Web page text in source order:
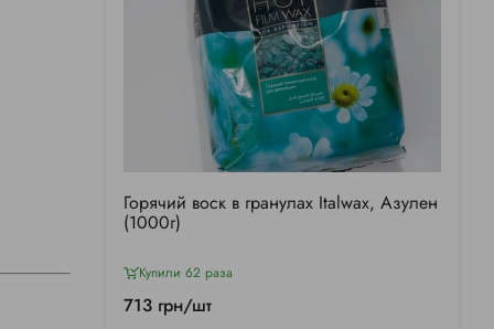
Горячий воск в гранулах Italwax, Азулен
(1000г)
Купили 62 раза
713 грн/шт